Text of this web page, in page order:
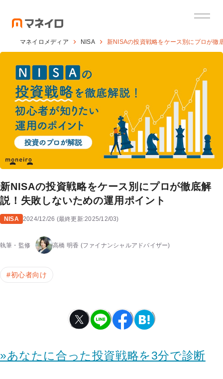
マネイロメディア NISA 新NISAの投資戦略をケース別にプロが徹
新NISAの投資戦略をケース別にプロが徹底解
説！失敗しないための運用ポイント
NISA 2024/12/26 (最終更新:2025/12/03)
執筆・監修 高橋 明香 (ファイナンシャルアドバイザー)
#初心者向け
»あなたに合った投資戦略を3分で診断